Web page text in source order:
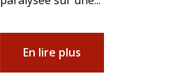
En lire plus